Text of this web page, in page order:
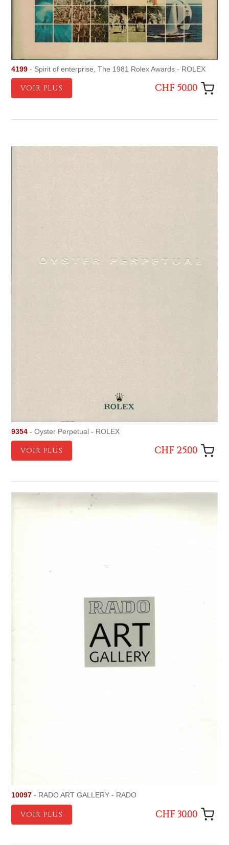
4199 - Spirit of enterprise, The 1981 Rolex Awards - ROLEX
VOIR PLUS CHF 50.00
9354 - Oyster Perpetual - ROLEX
VOIR PLUS CHF 25.00
10097 - RADO ART GALLERY - RADO
VOIR PLUS CHF 30.00